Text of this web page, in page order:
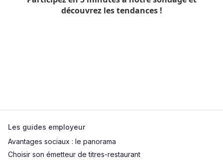
Les guides employeur
Avantages sociaux : le panorama
Choisir son émetteur de titres-restaurant